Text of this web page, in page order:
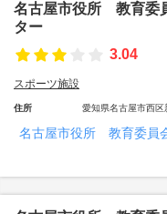
名古屋市役所 教育委
ター
3.04
スポーツ施設
住所 愛知県名古屋市西区
名古屋市役所 教育委員